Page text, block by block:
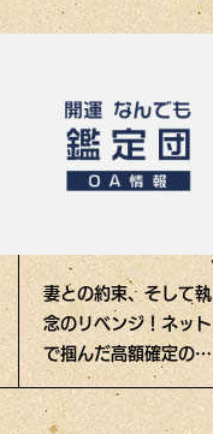
妻との約束、そして執
念のリベンジ！ネット
で掴んだ高額確定の名
品は本物か!?